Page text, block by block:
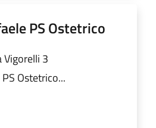
PS Ostetrico
Vigorelli 3
PS Ostetrico...